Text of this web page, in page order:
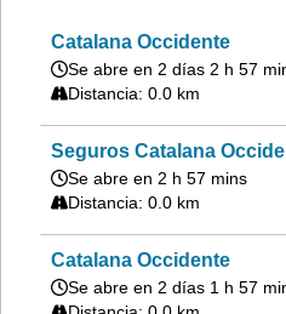
Catalana Occidente
Se abre en 2 días 2 h 57
Distancia: 0.0 km
Seguros Catalana
Se abre en 2 h 57 mins
Distancia: 0.0 km
Catalana Occidente
Se abre en 2 días 1 h 57